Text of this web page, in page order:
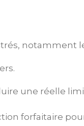
notamment
une réelle
forfaitaire